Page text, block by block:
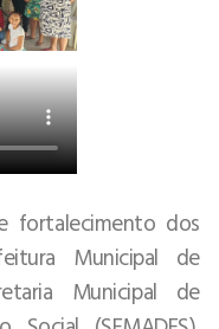
fortalecimento dos
Municipal de
Municipal de